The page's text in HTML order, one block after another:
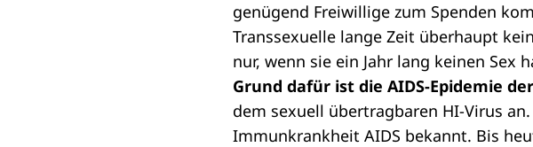
genügend Freiwillige zum Spenden
Transsexuelle lange Zeit überhaupt
nur, wenn sie ein Jahr lang keinen Sex
Grund dafür ist die AIDS-Epidemie
dem sexuell übertragbaren HI-Virus
Immunkrankheit AIDS bekannt. Bis